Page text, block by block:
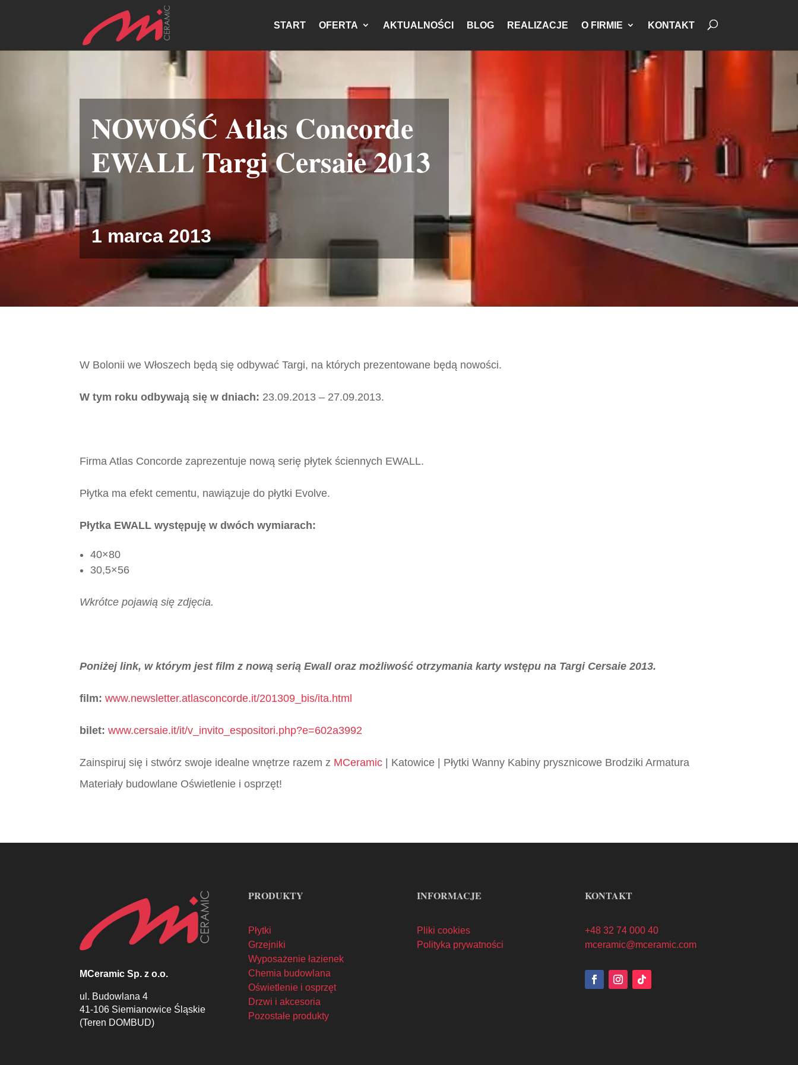
START OFERTA AKTUALNOŚCI BLOG REALIZACJE O FIRMIE KONTAKT
NOWOŚĆ Atlas Concorde
EWALL Targi Cersaie 2013
1 marca 2013
W Bolonii we Włoszech będą się odbywać Targi, na których prezentowane będą nowości.
W tym roku odbywają się w dniach: 23.09.2013 – 27.09.2013.
Firma Atlas Concorde zaprezentuje nową serię płytek ściennych EWALL.
Płytka ma efekt cementu, nawiązuje do płytki Evolve.
Płytka EWALL występuję w dwóch wymiarach:
40×80
30,5×56
Wkrótce pojawią się zdjęcia.
Poniżej link, w którym jest film z nową serią Ewall oraz możliwość otrzymania karty wstępu na Targi Cersaie 2013.
film: www.newsletter.atlasconcorde.it/201309_bis/ita.html
bilet: www.cersaie.it/it/v_invito_espositori.php?e=602a3992
Zainspiruj się i stwórz swoje idealne wnętrze razem z MCeramic | Katowice | Płytki Wanny Kabiny prysznicowe Brodziki Armatura
Materiały budowlane Oświetlenie i osprzęt!
MCeramic Sp. z o.o.
ul. Budowlana 4
41-106 Siemianowice Śląskie
(Teren DOMBUD)
PRODUKTY
Płytki
Grzejniki
Wyposażenie łazienek
Chemia budowlana
Oświetlenie i osprzęt
Drzwi i akcesoria
Pozostałe produkty
INFORMACJE
Pliki cookies
Polityka prywatności
KONTAKT
+48 32 74 000 40
mceramic@mceramic.com